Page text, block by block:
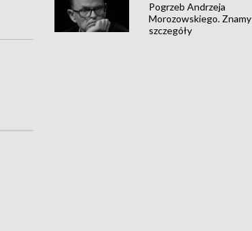
Pogrzeb Andrzeja
Morozowskiego. Znamy
szczegóły